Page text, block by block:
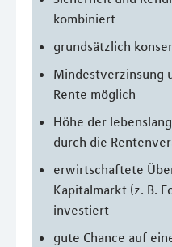
kombiniert
grundsätzlich
Mindestverzinsung
Rente möglich
Höhe der
durch die
erwirtschaftete
Kapitalmarkt (z. B.
investiert
gute Chance auf